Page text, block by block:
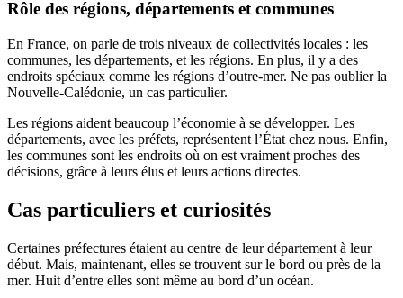
Rôle des régions, départements et communes
En France, on parle de trois niveaux de collectivités locales : les
communes, les départements, et les régions. En plus, il y a des
endroits spéciaux comme les régions d’outre-mer. Ne pas oublier la
Nouvelle-Calédonie, un cas particulier.
Les régions aident beaucoup l’économie à se développer. Les
départements, avec les préfets, représentent l’État chez nous. Enfin,
les communes sont les endroits où on est vraiment proches des
décisions, grâce à leurs élus et leurs actions directes.
Cas particuliers et curiosités
Certaines préfectures étaient au centre de leur département à leur
début. Mais, maintenant, elles se trouvent sur le bord ou près de la
mer. Huit d’entre elles sont même au bord d’un océan.